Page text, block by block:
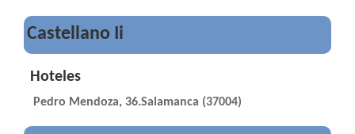
Castellano Ii
Hoteles
Pedro Mendoza, 36.Salamanca (37004)